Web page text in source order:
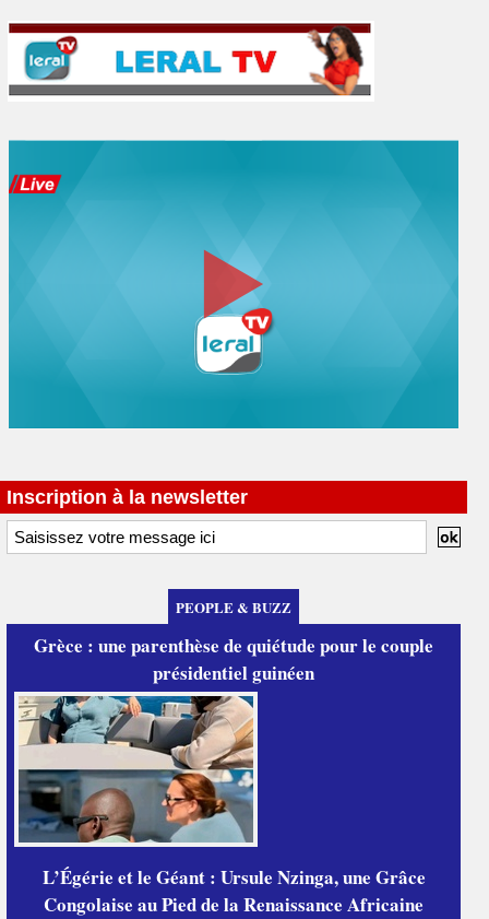
Inscription à la newsletter
PEOPLE & BUZZ
Grèce : une parenthèse de quiétude pour le couple
présidentiel guinéen
L’Égérie et le Géant : Ursule Nzinga, une Grâce
Congolaise au Pied de la Renaissance Africaine